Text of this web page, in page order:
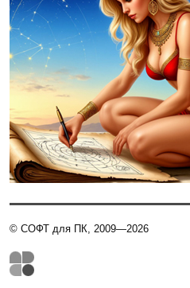
© СОФТ для ПК, 2009—2026